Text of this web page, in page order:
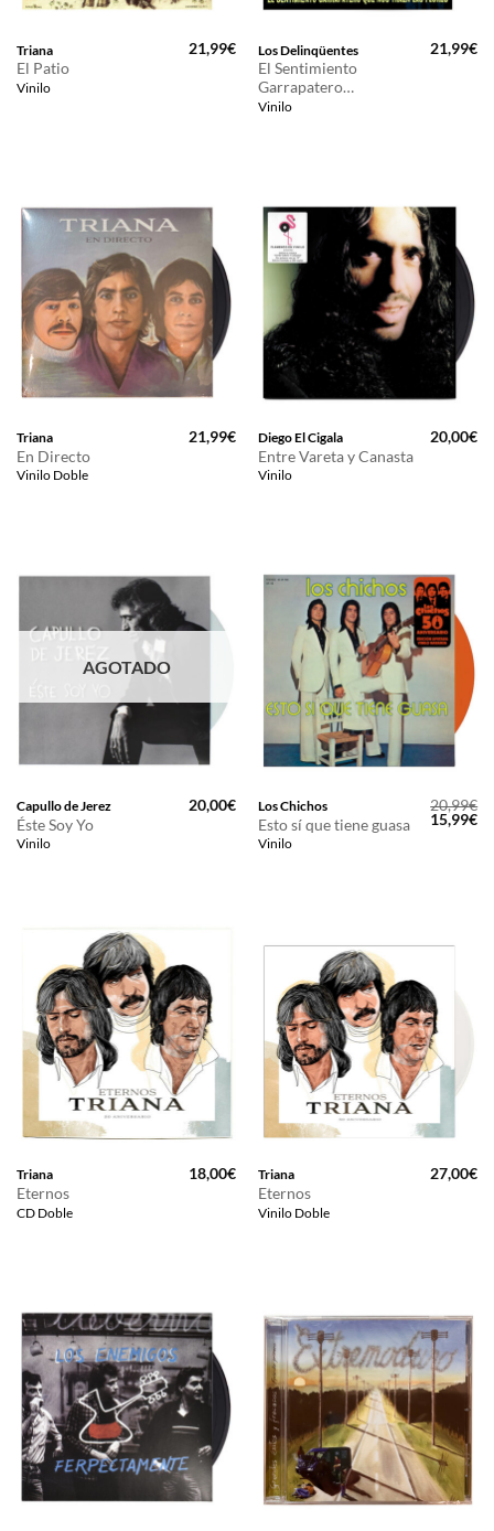
Triana
El Patio
Vinilo
21,99€ Los Delinqüentes
El Sentimiento
Garrapatero…
Vinilo
21,99€
Triana
En Directo
Vinilo Doble
21,99€ Diego El Cigala
Entre Vareta y Canasta
Vinilo
20,00€
AGOTADO
Capullo de Jerez
Éste Soy Yo
Vinilo
20,00€ Los Chichos
Esto sí que tiene guasa
Vinilo
20,99€
El
precio
15,99€El
Triana
Eternos
CD Doble
18,00€ Triana
Eternos
Vinilo Doble
27,00€